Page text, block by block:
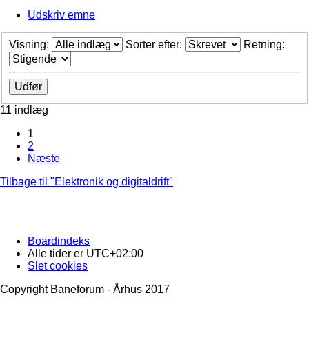
Udskriv emne
Visning: Sorter efter: Retning:
11 indlæg
1
2
Næste
Tilbage til "Elektronik og digitaldrift"
Boardindeks
Alle tider er UTC+02:00
Slet cookies
Copyright Baneforum - Århus 2017